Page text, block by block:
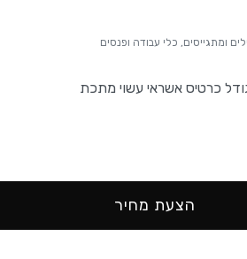
ומתגייסים, כלי עבודה ופנסים
כרטיס אשראי עשוי מתכת
הצעת מחיר